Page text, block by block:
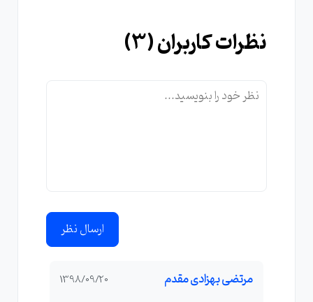
نظرات کاربران (3
)
ارسال نظر
مرتضی بهزادی مقدم 1398/09/20